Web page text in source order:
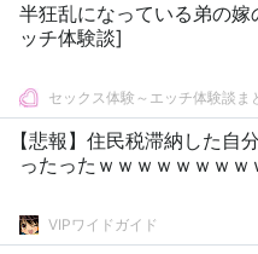
半狂乱になっている弟の
ッチ体験談]
セックス体験～エッチ体験談ま
【悲報】住民税滞納した自
ったったｗｗｗｗｗｗｗｗ
VIPワイドガイド